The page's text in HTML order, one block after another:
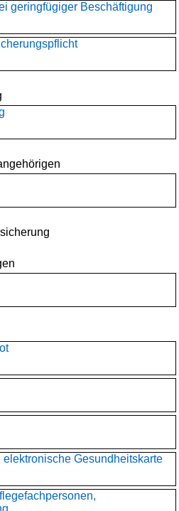
geringfügiger Beschäftigung
Gesundheitskarte